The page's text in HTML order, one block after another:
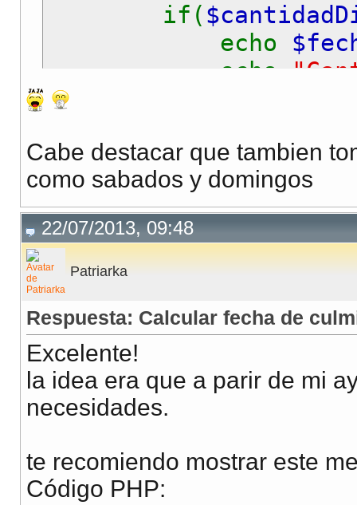
if(
echo
echo
echo
break;
}else{
$fecha=
$fecha=
}
}else{
$fecha =
}
$fecha=
}
Cabe destacar que tambien
como sabados y domingos
22/07/2013, 09:48
Patriarka
Respuesta: Calcular fecha de
Excelente!
la idea era que a parir de mi
necesidades.
te recomiendo mostrar este
Código PHP: